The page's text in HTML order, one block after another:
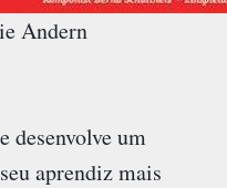
Andern
desenvolve um
aprendiz mais